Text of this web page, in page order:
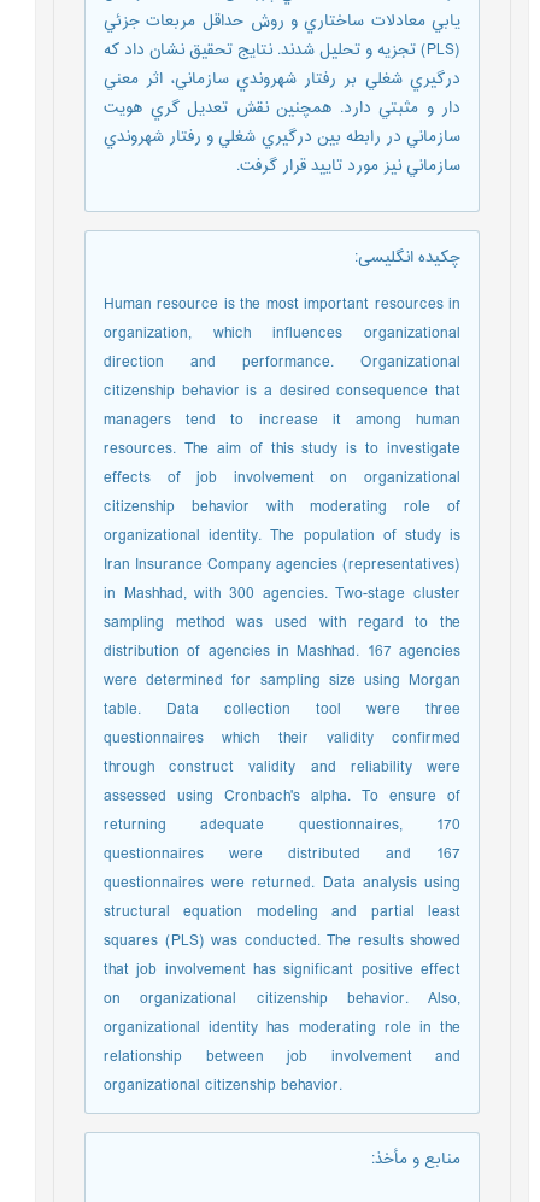
يابي معادلات ساختاري و روش حداقل مربعات جزئي
(PLS) تجزيه و تحليل شدند. نتايج تحقيق نشان داد که
درگيري شغلي بر رفتار شهروندي سازماني، اثر معني
‏دار و مثبتي دارد. همچنين نقش تعديل ‏گري هويت
سازماني در رابطه بين درگيري شغلي و رفتار شهروندي
سازماني نيز مورد تاييد قرار گرفت.
چکیده انگلیسی:
Human resource is the most important resources in
organization, which influences organizational
direction and performance. Organizational
citizenship behavior is a desired consequence that
managers tend to increase it among human
resources. The aim of this study is to investigate
effects of job involvement on organizational
citizenship behavior with moderating role of
organizational identity. The population of study is
Iran Insurance Company agencies (representatives)
in Mashhad, with 300 agencies. Two-stage cluster
sampling method was used with regard to the
distribution of agencies in Mashhad. 167 agencies
were determined for sampling size using Morgan
table. Data collection tool were three
questionnaires which their validity confirmed
through construct validity and reliability were
assessed using Cronbach's alpha. To ensure of
returning adequate questionnaires, 170
questionnaires were distributed and 167
questionnaires were returned. Data analysis using
structural equation modeling and partial least
squares (PLS) was conducted. The results showed
that job involvement has significant positive effect
on organizational citizenship behavior. Also,
organizational identity has moderating role in the
relationship between job involvement and
organizational citizenship behavior.
منابع و مأخذ: